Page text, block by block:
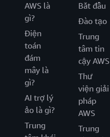
AWS là
gì?
Điện
toán
đám
mây là
gì?
AI trợ lý
ảo là gì?
Trung
Bắt đầu
Đào tạo
Trung
tâm tin
cậy AWS
Thư
viện giải
pháp
AWS
Trung